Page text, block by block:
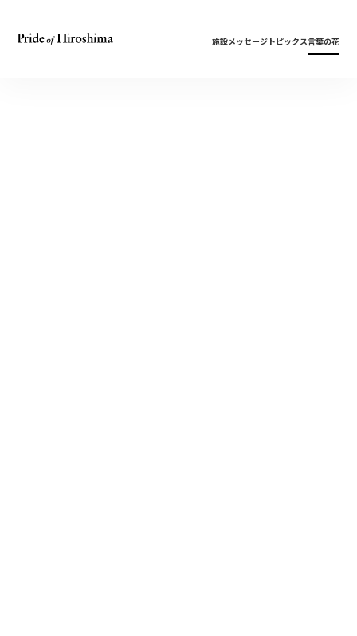
施設メッセージトピックス言葉の花